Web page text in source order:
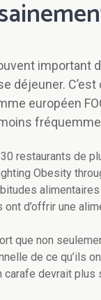
important
déjeuner.
européen
restaurants de
Obesity
d’offrir une
que non
de ce qu’ils
carafe devrait